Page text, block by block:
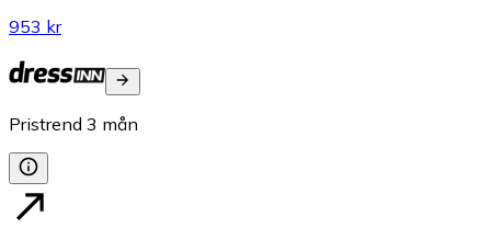
953 kr
Pristrend 3 mån